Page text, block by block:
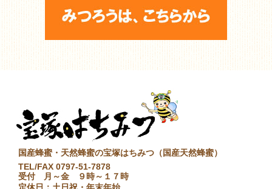
国産蜂蜜・天然蜂蜜の宝塚はちみつ（国産天然蜂蜜）
TEL/FAX 0797-51-7878
受付 月～金 ９時～１７時
定休日：土日祝・年末年始